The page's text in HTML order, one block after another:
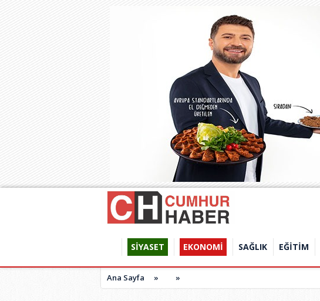
SİYASET EKONOMİ SAĞLIK EĞİTİM
Ana Sayfa » »